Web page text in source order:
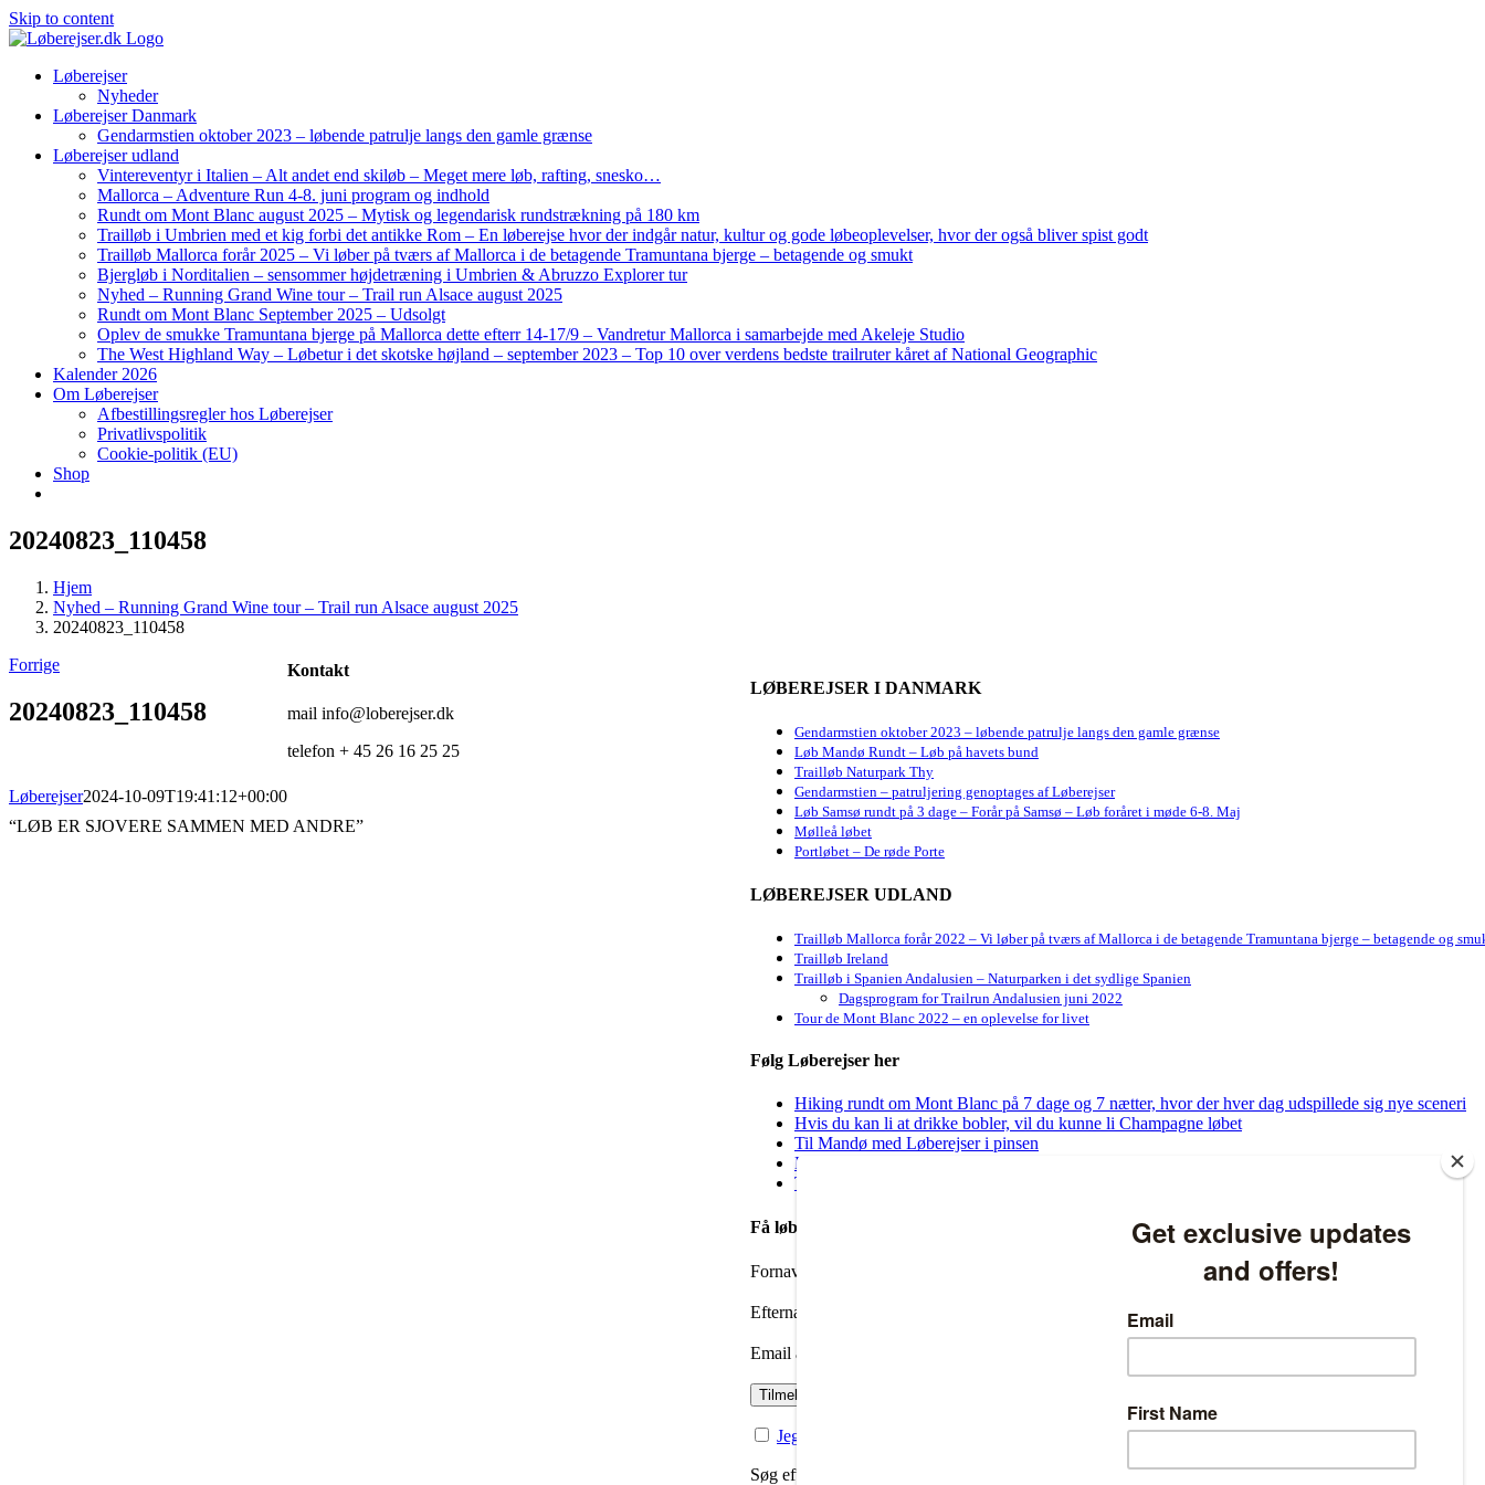
Skip to content
Løberejser
Nyheder
Løberejser Danmark
Gendarmstien oktober 2023 – løbende patrulje langs den gamle grænse
Løberejser udland
Vintereventyr i Italien – Alt andet end skiløb – Meget mere løb, rafting, snesko…
Mallorca – Adventure Run 4-8. juni program og indhold
Rundt om Mont Blanc august 2025 – Mytisk og legendarisk rundstrækning på 180 km
Trailløb i Umbrien med et kig forbi det antikke Rom – En løberejse hvor der indgår natur, kultur og gode løbeoplevelser, hvor der også bliver spist godt
Trailløb Mallorca forår 2025 – Vi løber på tværs af Mallorca i de betagende Tramuntana bjerge – betagende og smukt
Bjergløb i Norditalien – sensommer højdetræning i Umbrien & Abruzzo Explorer tur
Nyhed – Running Grand Wine tour – Trail run Alsace august 2025
Rundt om Mont Blanc September 2025 – Udsolgt
Oplev de smukke Tramuntana bjerge på Mallorca dette efterr 14-17/9 – Vandretur Mallorca i samarbejde med Akeleje Studio
The West Highland Way – Løbetur i det skotske højland – september 2023 – Top 10 over verdens bedste trailruter kåret af National Geographic
Kalender 2026
Om Løberejser
Afbestillingsregler hos Løberejser
Privatlivspolitik
Cookie-politik (EU)
Shop
20240823_110458
Hjem
Nyhed – Running Grand Wine tour – Trail run Alsace august 2025
20240823_110458
Forrige
20240823_110458
Løberejser2024-10-09T19:41:12+00:00
LØBEREJSER I DANMARK
Gendarmstien oktober 2023 – løbende patrulje langs den gamle grænse
Løb Mandø Rundt – Løb på havets bund
Trailløb Naturpark Thy
Gendarmstien – patruljering genoptages af Løberejser
Løb Samsø rundt på 3 dage – Forår på Samsø – Løb foråret i møde 6-8. Maj
Mølleå løbet
Portløbet – De røde Porte
LØBEREJSER UDLAND
Trailløb Mallorca forår 2022 – Vi løber på tværs af Mallorca i de betagende Tramuntana bjerge – betagende og
Trailløb Ireland
Trailløb i Spanien Andalusien – Naturparken i det sydlige Spanien
Dagsprogram for Trailrun Andalusien juni 2022
Tour de Mont Blanc 2022 – en oplevelse for livet
Følg Løberejser her
Hiking rundt om Mont Blanc på 7 dage og 7 nætter, hvor der hver dag udspillede sig nye sceneri
Hvis du kan li at drikke bobler, vil du kunne li Champagne løbet
Til Mandø med Løberejser i pinsen
Kig forbi hos Steep & Deep og få tjekket dine fødder
Til dig der godt vil igang med at løbe – Sådan bliver du klar til at løbe 5 km på bare 8 uger
Få løbenyheder i din mailbox
Fornavn
Efternavn
Email adresse:
Jeg har læst og accepteret privatlivspolitikken
Søg efter:
Kontakt
mail info@loberejser.dk
telefon + 45 26 16 25 25
“LØB ER SJOVERE SAMMEN MED ANDRE”